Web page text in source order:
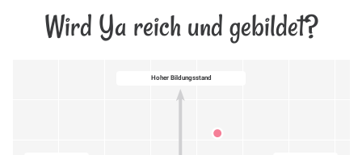
Wird Ya reich und gebildet?
Hoher Bildungsstand